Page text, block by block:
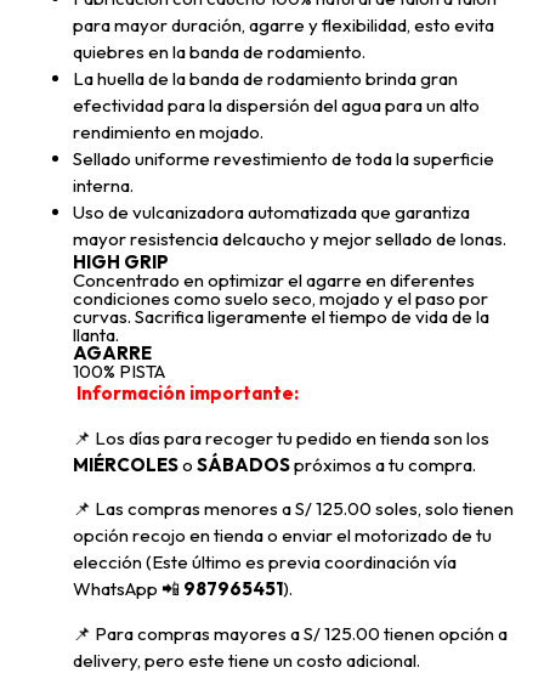
para mayor duración, agarre y flexibilidad, esto evita
quiebres en la banda de rodamiento.
La huella de la banda de rodamiento brinda gran
efectividad para la dispersión del agua para un alto
rendimiento en mojado.
Sellado uniforme revestimiento de toda la superficie
interna.
Uso de vulcanizadora automatizada que garantiza
mayor resistencia delcaucho y mejor sellado de lonas.
HIGH GRIP
Concentrado en optimizar el agarre en diferentes
condiciones como suelo seco, mojado y el paso por
curvas. Sacrifica ligeramente el tiempo de vida de la
llanta.
AGARRE
100% PISTA
Información importante:
📌 Los días para recoger tu pedido en tienda son los
MIÉRCOLESo SÁBADOSpróximos a tu compra.
📌 Las compras menores a S/ 125.00 soles, solo tienen
opción recojo en tienda o enviar el motorizado de tu
elección (Este último es previa coordinación vía
WhatsApp 📲 987965451).
📌 Para compras mayores a S/ 125.00 tienen opción a
delivery, pero este tiene un costo adicional.